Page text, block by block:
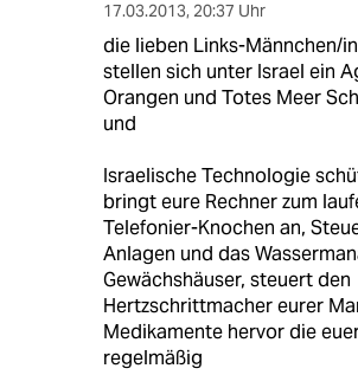
17.03.2013, 20:37 Uhr
die lieben Links-Männchen/
stellen sich unter Israel ein
Orangen und Totes Meer
und
Israelische Technologie
bringt eure Rechner zum
Telefonier-Knochen an,
Anlagen und das
Gewächshäuser, steuert den
Hertzschrittmacher eurer
Medikamente hervor die
regelmäßig